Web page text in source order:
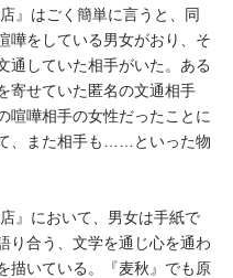
店』はごく簡単に言うと、同
嘩をしている男女がおり、そ
通していた相手がいた。ある
寄せていた匿名の文通相手
喧嘩相手の女性だったことに
、また相手も……といった物
店』において、男女は手紙で
り合う、文学を通じ心を通わ
描いている。『麦秋』でも原